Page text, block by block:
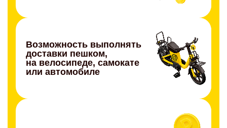
Возможность выполнять
доставки пешком,
на велосипеде, самокате
или автомобиле